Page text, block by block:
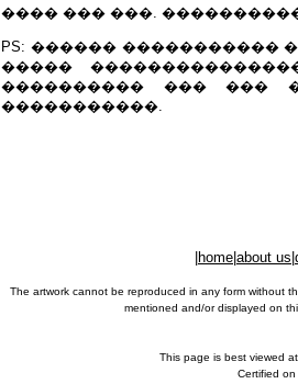
���� ��� ���.
PS: ������ �����������
�����
���������� ��� ���
�����������.
home about us
The artwork cannot be reproduced in any form without
mentioned and/or displayed on
This page is best viewed
Certified on